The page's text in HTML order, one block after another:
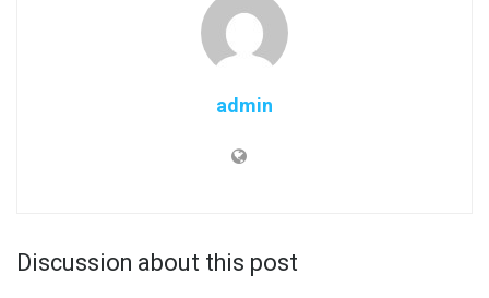
admin
Discussion about this post